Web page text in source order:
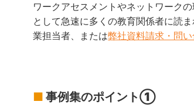
ワークアセスメントやネットワーク
として急速に多くの教育関係者に読
業担当者、または弊社資料請求・問
■ 事例集のポイント①